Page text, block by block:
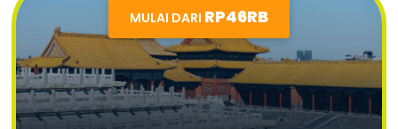
MULAI DARI RP46RB